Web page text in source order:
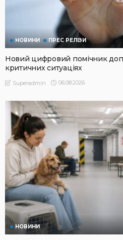
НОВИНИ ПРЕС РЕЛІЗИ
Новий цифровий помічник
критичних ситуаціях
Superadmin 06.08.2026
НОВИНИ